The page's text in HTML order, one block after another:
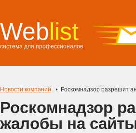
Weblist
система для профессионалов
Новости компаний Роскомнадзор разрешит
Роскомнадзор
жалобы на